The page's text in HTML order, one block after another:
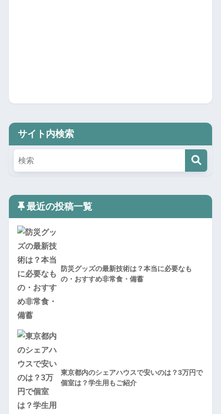
サイト内検索
最近の投稿一覧
防災グッズの最新技術は？本当に必要なも
の・おすすめ非常食・備蓄
東京都内のシェアハウスで安いのは？3万円で
個室は？学生用もご紹介